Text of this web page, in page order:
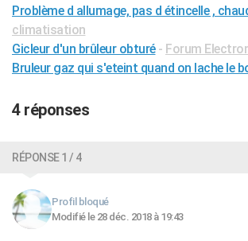
Problème d allumage, pas d étincelle ,
climatisation
Gicleur d'un brûleur obturé - Forum
Bruleur gaz qui s'eteint quand on lache le
4 réponses
RÉPONSE 1 / 4
Profil bloqué
Modifié le 28 déc. 2018 à 19:43